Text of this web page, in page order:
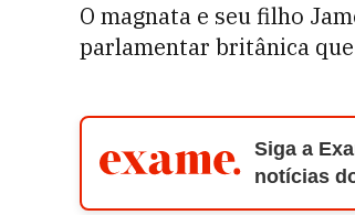
O magnata e seu filho
parlamentar britânica
Siga a
notícias